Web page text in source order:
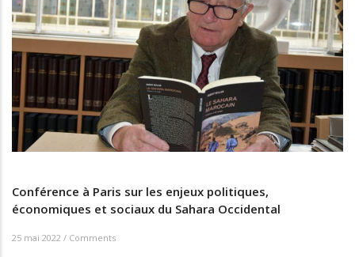
Conférence à Paris sur les enjeux politiques,
économiques et sociaux du Sahara Occidental
25 mai 2022 / Comments